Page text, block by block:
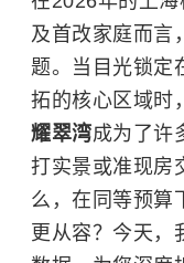
及首改家庭而言
题。当目光锁定
拓的核心区域时，
耀翠湾成为了许
打实景或准现房
么，在同等预算
更从容？今天，